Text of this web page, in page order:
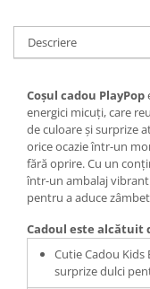
Descriere
Coșul cadou PlayPop
energici micuți, care
de culoare și surprize
orice ocazie într-un
fără oprire. Cu un
într-un ambalaj vibrant
pentru a aduce
Cadoul este alcătuit
Cutie Cadou Kids
surprize dulci